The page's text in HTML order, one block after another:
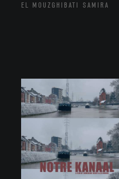
EL MOUZGHIBATI SAMIRA